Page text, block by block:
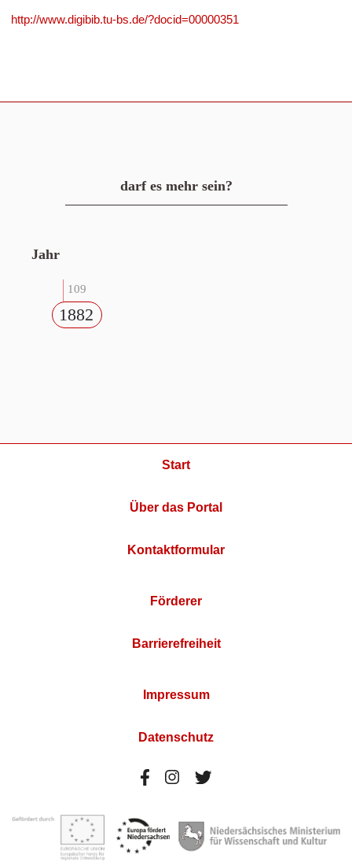
http://www.digibib.tu-bs.de/?docid=00000351
darf es mehr sein?
Jahr
109
1882
Start
Über das Portal
Kontaktformular
Förderer
Barrierefreiheit
Impressum
Datenschutz